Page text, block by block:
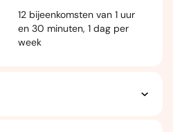
12 bijeenkomsten van 1 uur
en 30 minuten, 1 dag per
week